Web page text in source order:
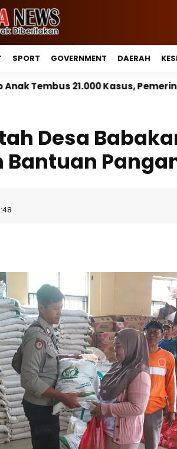
SPORT GOVERNMENT DAERAH
Kasus, Pemerintah Perkuat
Desa